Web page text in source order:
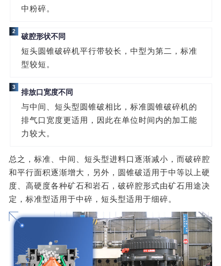
中粉碎。
2
破腔形状不同
短头圆锥破碎机平行带较长，中型为第二，标准
型较短。
3
排放口宽度不同
与中间、短头型圆锥破相比，标准圆锥破碎机的
排气口宽度更适用，因此在单位时间内的加工能
力较大。
总之，标准、中间、短头型进料口逐渐减小，而破碎腔
和平行面积逐渐增大，另外，圆锥破适用于中等以上硬
度、高硬度各种矿石和岩石，破碎腔形式由矿石用途决
定，标准型适用于中碎，短头型适用于细碎。